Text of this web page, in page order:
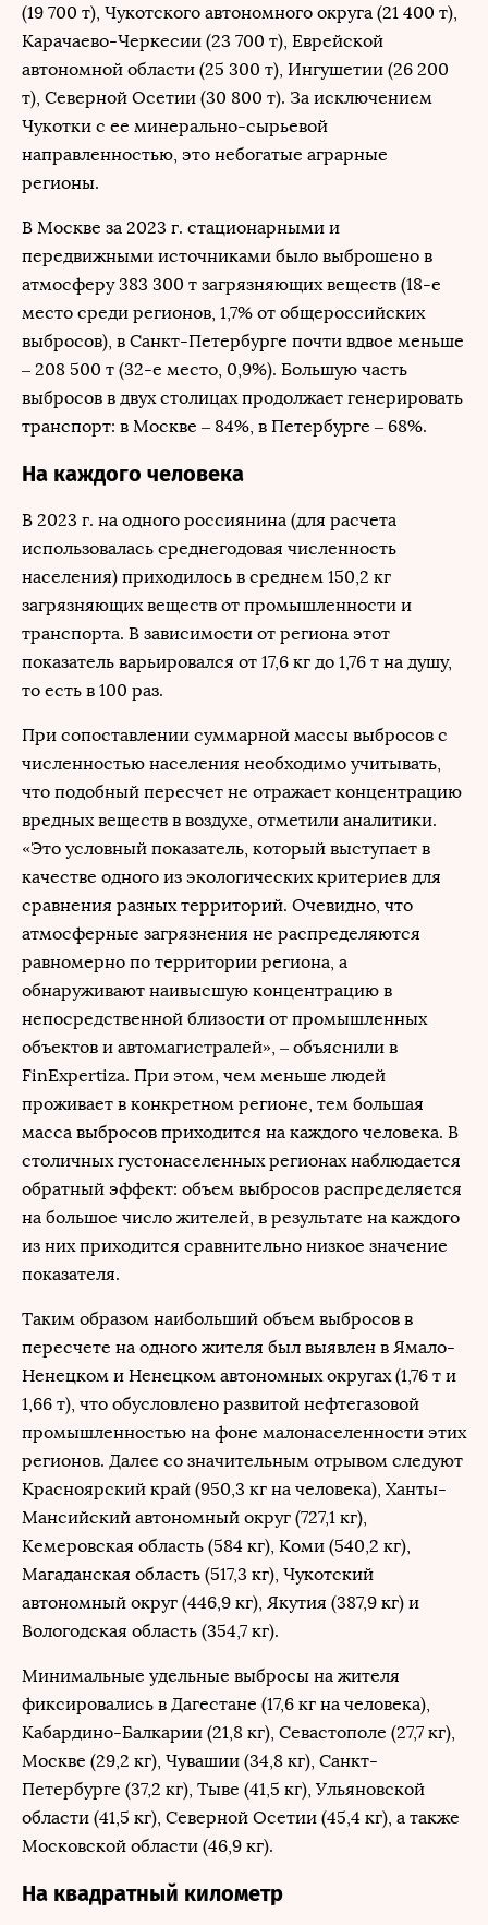
(19 700 т), Чукотского автономного округа (21 400 т),
Карачаево-Черкесии (23 700 т), Еврейской
автономной области (25 300 т), Ингушетии (26 200
т), Северной Осетии (30 800 т). За исключением
Чукотки с ее минерально-сырьевой
направленностью, это небогатые аграрные
регионы.
В Москве за 2023 г. стационарными и
передвижными источниками было выброшено в
атмосферу 383 300 т загрязняющих веществ (18-е
место среди регионов, 1,7% от общероссийских
выбросов), в Санкт-Петербурге почти вдвое меньше
– 208 500 т (32-е место, 0,9%). Большую часть
выбросов в двух столицах продолжает генерировать
транспорт: в Москве – 84%, в Петербурге – 68%.
На каждого человека
В 2023 г. на одного россиянина (для расчета
использовалась среднегодовая численность
населения) приходилось в среднем 150,2 кг
загрязняющих веществ от промышленности и
транспорта. В зависимости от региона этот
показатель варьировался от 17,6 кг до 1,76 т на душу,
то есть в 100 раз.
При сопоставлении суммарной массы выбросов с
численностью населения необходимо учитывать,
что подобный пересчет не отражает концентрацию
вредных веществ в воздухе, отметили аналитики.
«Это условный показатель, который выступает в
качестве одного из экологических критериев для
сравнения разных территорий. Очевидно, что
атмосферные загрязнения не распределяются
равномерно по территории региона, а
обнаруживают наивысшую концентрацию в
непосредственной близости от промышленных
объектов и автомагистралей», – объяснили в
FinExpertiza. При этом, чем меньше людей
проживает в конкретном регионе, тем большая
масса выбросов приходится на каждого человека. В
столичных густонаселенных регионах наблюдается
обратный эффект: объем выбросов распределяется
на большое число жителей, в результате на каждого
из них приходится сравнительно низкое значение
показателя.
Таким образом наибольший объем выбросов в
пересчете на одного жителя был выявлен в Ямало-
Ненецком и Ненецком автономных округах (1,76 т и
1,66 т), что обусловлено развитой нефтегазовой
промышленностью на фоне малонаселенности этих
регионов. Далее со значительным отрывом следуют
Красноярский край (950,3 кг на человека), Ханты-
Мансийский автономный округ (727,1 кг),
Кемеровская область (584 кг), Коми (540,2 кг),
Магаданская область (517,3 кг), Чукотский
автономный округ (446,9 кг), Якутия (387,9 кг) и
Вологодская область (354,7 кг).
Минимальные удельные выбросы на жителя
фиксировались в Дагестане (17,6 кг на человека),
Кабардино-Балкарии (21,8 кг), Севастополе (27,7 кг),
Москве (29,2 кг), Чувашии (34,8 кг), Санкт-
Петербурге (37,2 кг), Тыве (41,5 кг), Ульяновской
области (41,5 кг), Северной Осетии (45,4 кг), а также
Московской области (46,9 кг).
На квадратный километр